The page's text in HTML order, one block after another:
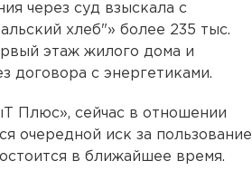
через суд взыскала с
хлеб"» более 235 тыс.
этаж жилого дома и
договора с энергетиками.
Плюс», сейчас в отношении
очередной иск за пользование
в ближайшее время.